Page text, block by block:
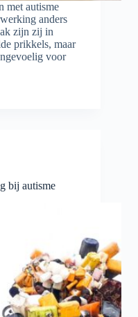
met autisme
anders
zijn zij in
prikkels, maar
voor
bij autisme